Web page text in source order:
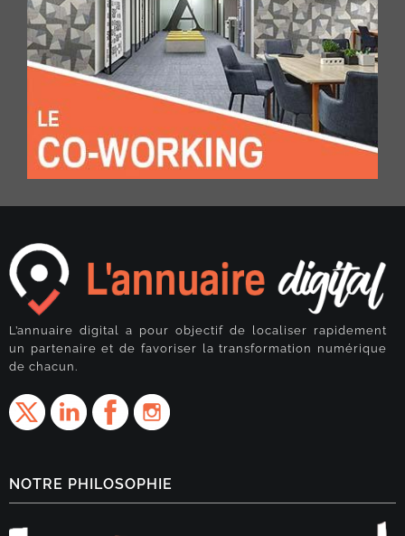
L’annuaire digital a pour objectif de localiser rapidement
un partenaire et de favoriser la transformation numérique
de chacun.
NOTRE PHILOSOPHIE